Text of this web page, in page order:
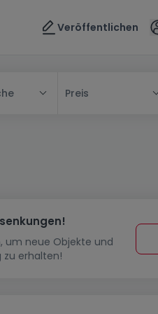
Veröffentlichen
Preis
um neue Objekte und
zu erhalten!